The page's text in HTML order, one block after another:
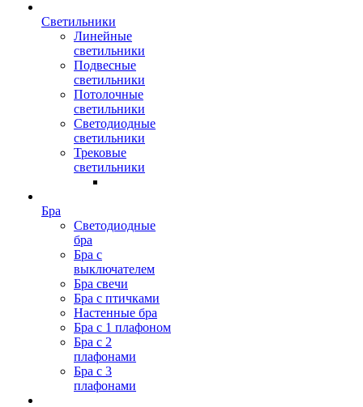
Светильники
Линейные
светильники
Подвесные
светильники
Потолочные
светильники
Светодиодные
светильники
Трековые
светильники
Бра
Светодиодные
бра
Бра с
выключателем
Бра свечи
Бра с птичками
Настенные бра
Бра с 1 плафоном
Бра с 2
плафонами
Бра с 3
плафонами